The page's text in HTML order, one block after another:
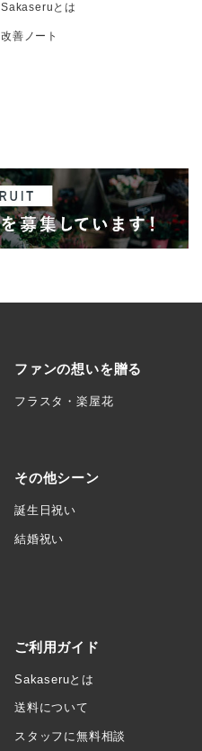
Sakaseruとは
改善ノート
ファンの想いを贈る
フラスタ・楽屋花
その他シーン
誕生日祝い
結婚祝い
ご利用ガイド
Sakaseruとは
送料について
スタッフに無料相談